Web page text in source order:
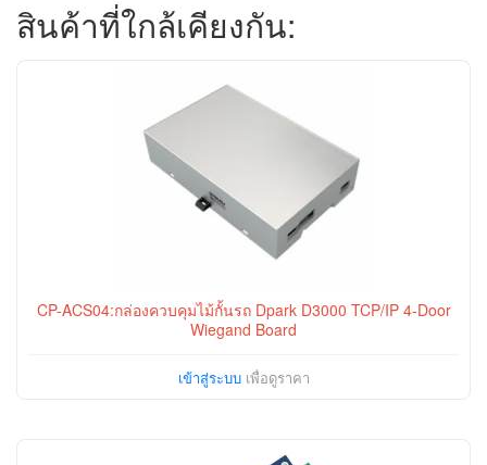
สินค้าที่ใกล้เคียงกัน:
CP-ACS04:กล่องควบคุมไม้กั้นรถ Dpark D3000 TCP/IP 4-Door
Wiegand Board
เข้าสู่ระบบเพื่อดูราคา